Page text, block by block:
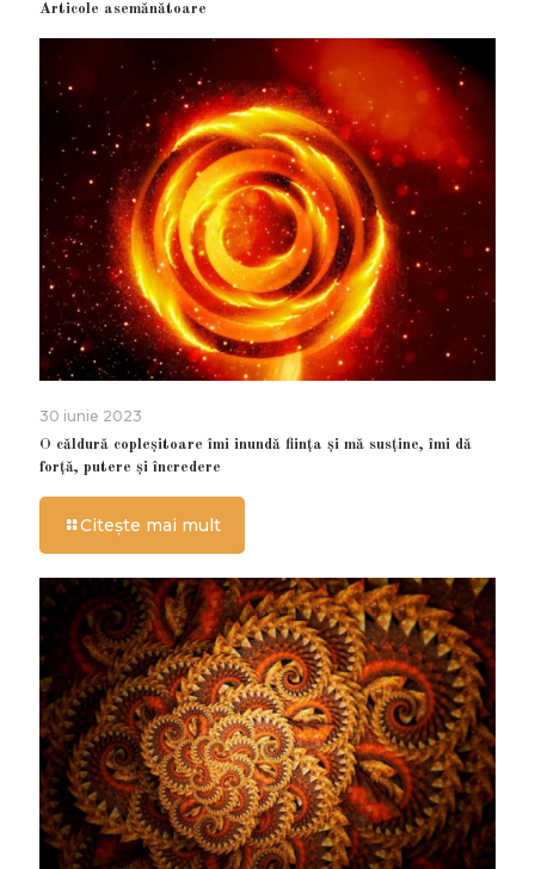
Articole asemănătoare
30 iunie 2023
O căldură copleșitoare îmi inundă ființa și mă susține, îmi dă
forță, putere și încredere
Citește mai mult